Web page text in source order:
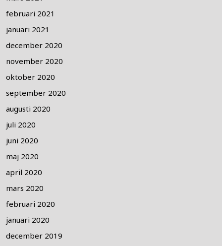
februari 2021
januari 2021
december 2020
november 2020
oktober 2020
september 2020
augusti 2020
juli 2020
juni 2020
maj 2020
april 2020
mars 2020
februari 2020
januari 2020
december 2019